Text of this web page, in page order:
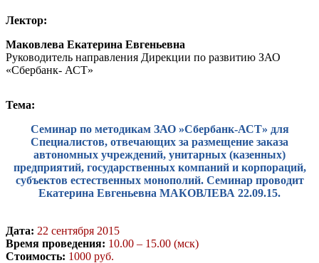
Лектор:
Маковлева Екатерина Евгеньевна
Руководитель направления Дирекции по развитию ЗАО
«Сбербанк- АСТ»
Тема:
Семинар по методикам ЗАО »Сбербанк-АСТ» для
Специалистов, отвечающих за размещение заказа
автономных учреждений, унитарных (казенных)
предприятий, государственных компаний и корпораций,
субъектов естественных монополий. Семинар проводит
Екатерина Евгеньевна МАКОВЛЕВА 22.09.15.
Дата: 22 сентября 2015
Время проведения: 10.00 – 15.00 (мск)
Стоимость: 1000 руб.